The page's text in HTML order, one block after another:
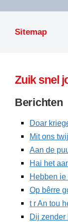
Sitemap
Zuik snel
Berichten
Doar
Mit ons
Aan de
Hai het
Hebben
Op bêrre
t r An tou
Dij zender